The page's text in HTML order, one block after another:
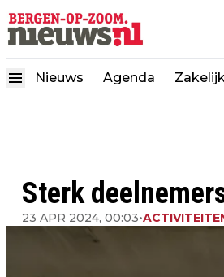
Nieuws Agenda
Sterk
23 APR 2024, 00:03•